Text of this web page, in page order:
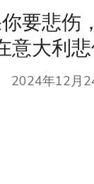
要悲伤
意大利悲
2024年12月